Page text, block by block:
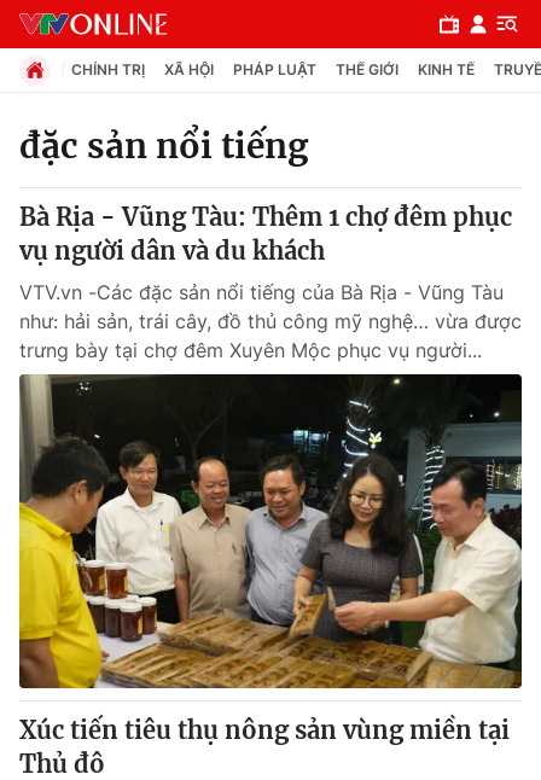
Chuyên mục
Chính trị
Xã hội
Pháp luật
Y tế
Thế giới
Tin tức
Thế giới đó đây
Câu chuyện quốc tế
Kinh tế
Tài chính
Thị trường
Góc doanh nghiệp
Dữ liệu và đời sống
Truyền hình
CHÍNH TRỊ XÃ HỘI PHÁP LUẬT THẾ GIỚI KINH TẾ
đặc sản nổi tiếng
Bà Rịa - Vũng Tàu: Thêm 1 chợ đêm phục
vụ người dân và du khách
VTV.vn -Các đặc sản nổi tiếng của Bà Rịa - Vũng Tàu
như: hải sản, trái cây, đồ thủ công mỹ nghệ… vừa được
trưng bày tại chợ đêm Xuyên Mộc phục vụ người...
Xúc tiến tiêu thụ nông sản vùng miền tại
Thủ đô